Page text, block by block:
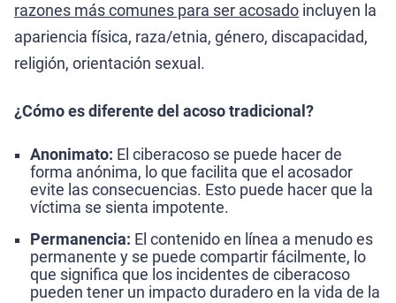
razones más comunes para ser acosado incluyen la
apariencia física, raza/etnia, género, discapacidad,
religión, orientación sexual.
¿Cómo es diferente del acoso tradicional?
Anonimato: El ciberacoso se puede hacer de
forma anónima, lo que facilita que el acosador
evite las consecuencias. Esto puede hacer que la
víctima se sienta impotente.
Permanencia: El contenido en línea a menudo es
permanente y se puede compartir fácilmente, lo
que significa que los incidentes de ciberacoso
pueden tener un impacto duradero en la vida de la